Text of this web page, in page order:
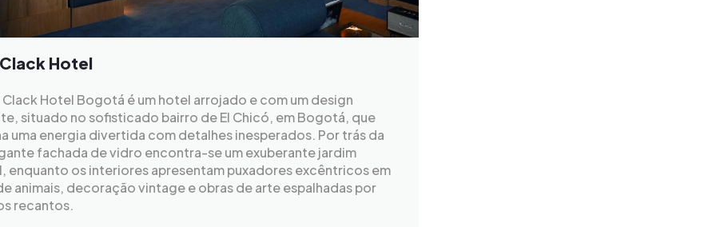
Hotel
Hotel Bogotá é um hotel arrojado e com um design
situado no sofisticado bairro de El Chicó, em Bogotá, que
uma energia divertida com detalhes inesperados. Por trás da
fachada de vidro encontra-se um exuberante jardim
enquanto os interiores apresentam puxadores excêntricos em
animais, decoração vintage e obras de arte espalhadas por
recantos.